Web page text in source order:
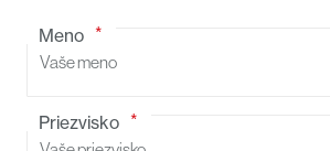
Meno
Priezvisko